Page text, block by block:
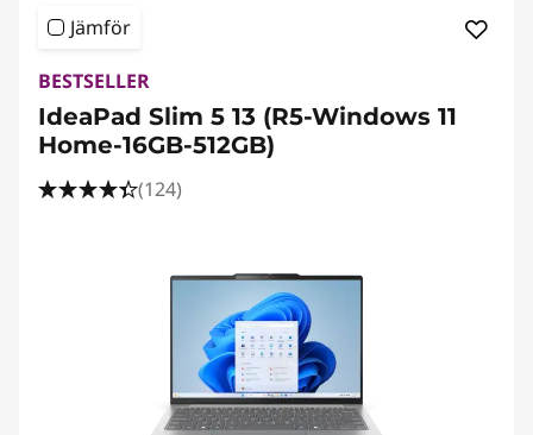
Jämför
BESTSELLER
IdeaPad Slim 5 13 (R5-Windows 11
Home-16GB-512GB)
(124)